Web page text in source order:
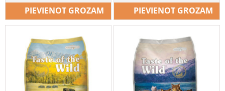
PIEVIENOT GROZAM PIEVIENOT GROZAM